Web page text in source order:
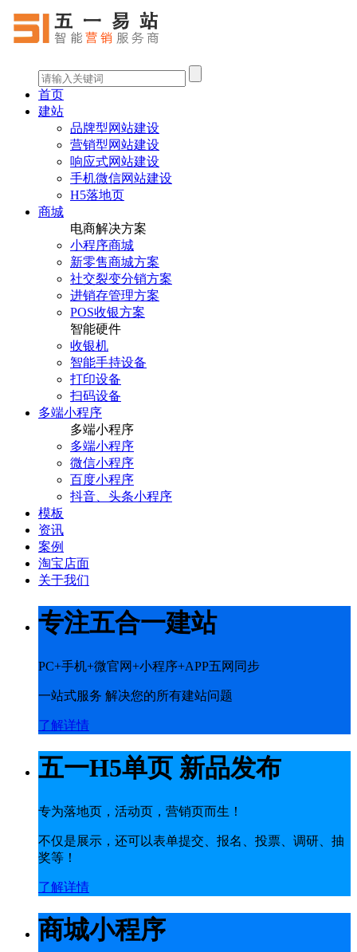
首页
建站
品牌型网站建设
营销型网站建设
响应式网站建设
手机微信网站建设
H5落地页
商城
电商解决方案
小程序商城
新零售商城方案
社交裂变分销方案
进销存管理方案
POS收银方案
智能硬件
收银机
智能手持设备
打印设备
扫码设备
多端小程序
多端小程序
多端小程序
微信小程序
百度小程序
抖音、头条小程序
模板
资讯
案例
淘宝店面
关于我们
专注五合一建站
PC+手机+微官网+小程序+APP五网同步
一站式服务 解决您的所有建站问题
了解详情
五一H5单页 新品发布
专为落地页，活动页，营销页而生！
不仅是展示，还可以表单提交、报名、投票、调研、抽
奖等！
了解详情
商城小程序